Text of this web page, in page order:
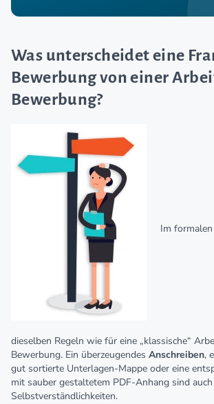
Was unterscheidet eine
Bewerbung von einer
Bewerbung?
Im
dieselben Regeln wie für eine „klassische“
Bewerbung. Ein überzeugendes Anschreiben,
gut sortierte Unterlagen-Mappe oder eine
mit sauber gestaltetem PDF-Anhang sind
Selbstverständlichkeiten.